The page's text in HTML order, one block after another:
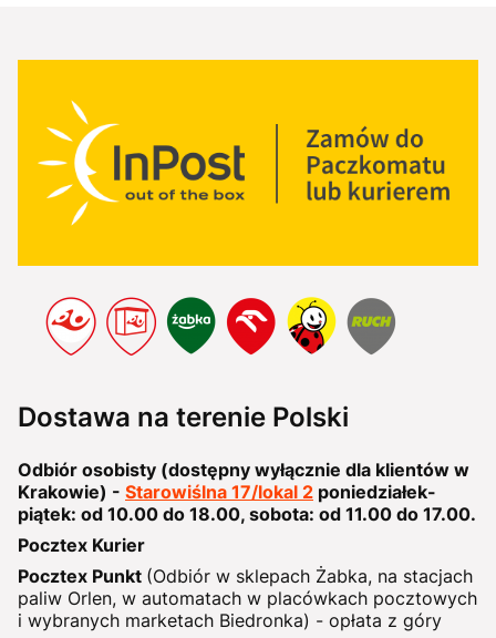
Dostawa na terenie Polski
Odbiór osobisty (dostępny wyłącznie dla klientów w
Krakowie) - Starowiślna 17/lokal 2 poniedziałek-
piątek: od 10.00 do 18.00, sobota: od 11.00 do 17.00.
Pocztex Kurier
Pocztex Punkt (Odbiór w sklepach Żabka, na stacjach
paliw Orlen, w automatach w placówkach pocztowych
i wybranych marketach Biedronka) - opłata z góry